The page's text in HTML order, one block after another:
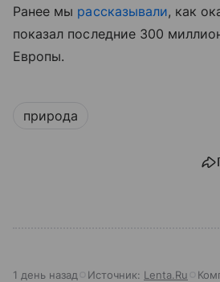
Ранее мы рассказывали, как
показал последние 300
Европы.
природа
1 день назад Источник: Lenta.Ru